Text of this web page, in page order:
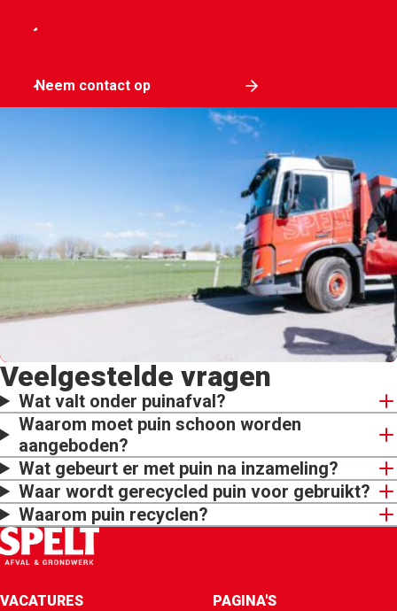
Vraag advies
Neem contact op
Veelgestelde vragen
Wat valt onder puinafval?
Waarom moet puin schoon worden
aangeboden?
Wat gebeurt er met puin na inzameling?
Waar wordt gerecycled puin voor gebruikt?
Waarom puin recyclen?
VACATURES
PAGINA'S